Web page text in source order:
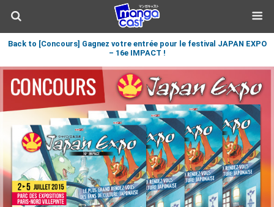
Back to [Concours] Gagnez votre entrée pour le festival JAPAN EXPO
– 16e IMPACT !